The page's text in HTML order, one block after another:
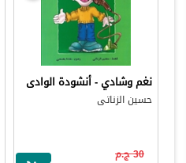
نغم وشادي - أنشودة الوادى
حسين الزناتى
30 ج.م